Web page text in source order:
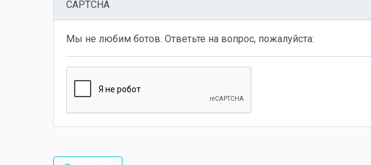
CAPTCHA
Мы не любим ботов. Ответьте на вопрос, пожалуйста: